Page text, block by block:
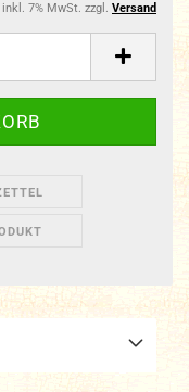
inkl. 7% MwSt. zzgl. Versand